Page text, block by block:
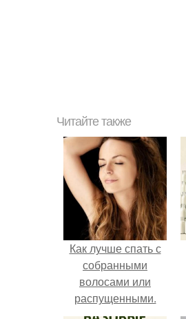
Читайте также
Как лучше спать с
собранными
волосами или
распущенными.
Эффективный уход